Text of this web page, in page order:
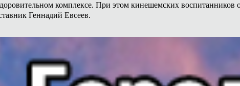
комплексе. При этом кинешемских
Геннадий Евсеев.